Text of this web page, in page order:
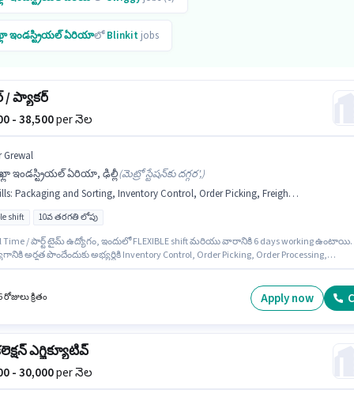
ఇండస్ట్రియల్ ఏరియాలోBlinkitjobs
/ ప్యాకర్
- 38,500per నెల
Grewal
ఇండస్ట్రియల్ ఏరియా, ఢిల్లీ(మెట్రో స్టేషన్‌కు దగ్గర',)
: Packaging and Sorting, Inventory Control, Order Picking, Freight Forwarding, Stock Taking, Order Processing
shift 10వ తరగతి లోపు
/ పార్ట్ టైమ్ ఉద్యోగం, ఇందులో FLEXIBLE shift మరియు వారానికి 6 days working ఉంటాయి.
అర్హత పొందేందుకు అభ్యర్థికి Inventory Control, Order Picking, Order Processing,
పాలసీలపై ఆధారపడి ఇప్పించబడతాయి. 10వ తరగతి లోపు అర్హత ఉన్న అభ్యర్థులు ఈ
రోజులు క్రితం Apply now
ఎగ్జిక్యూటివ్
- 30,000per నెల